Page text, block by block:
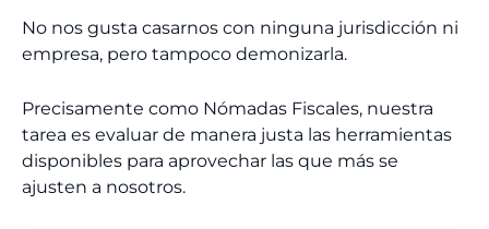
No nos gusta casarnos con ninguna jurisdicción ni
empresa, pero tampoco demonizarla.
Precisamente como Nómadas Fiscales, nuestra
tarea es evaluar de manera justa las herramientas
disponibles para aprovechar las que más se
ajusten a nosotros.